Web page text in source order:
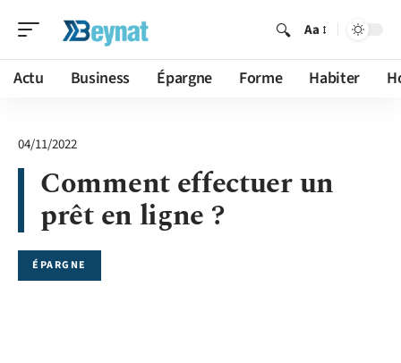
Aa
Actu Business Épargne Forme Habiter
04/11/2022
Comment effectuer un
prêt en ligne ?
ÉPARGNE